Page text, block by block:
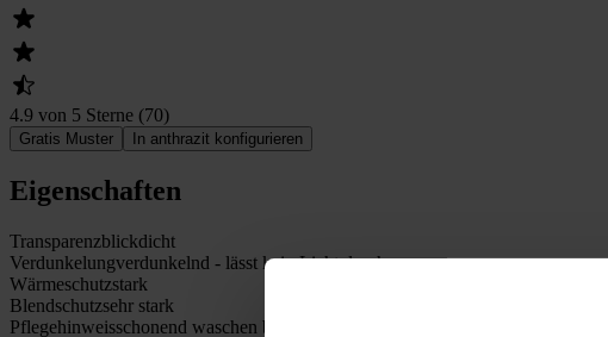
4.9 von 5 Sterne (70)
Gratis Muster In anthrazit konfigurieren
Eigenschaften
Transparenzblickdicht
Verdunkelungverdunkelnd - lässt kein Licht durch
Wärmeschutzstark
Blendschutzsehr stark
Pflegehinweisschonend waschen bei 30°C